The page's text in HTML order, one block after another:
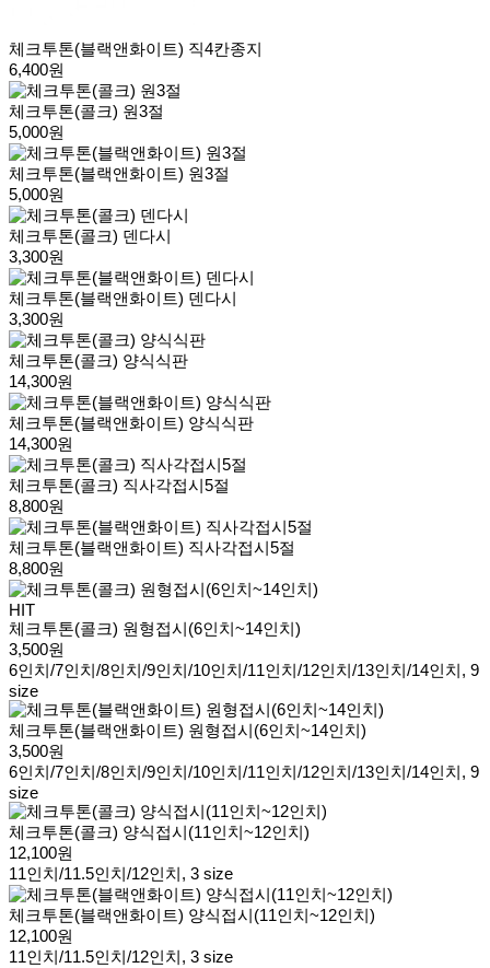
체크투톤(블랙앤화이트) 직4칸종지
6,400원
체크투톤(콜크) 원3절
5,000원
체크투톤(블랙앤화이트) 원3절
5,000원
체크투톤(콜크) 덴다시
3,300원
체크투톤(블랙앤화이트) 덴다시
3,300원
체크투톤(콜크) 양식식판
14,300원
체크투톤(블랙앤화이트) 양식식판
14,300원
체크투톤(콜크) 직사각접시5절
8,800원
체크투톤(블랙앤화이트) 직사각접시5절
8,800원
HIT
체크투톤(콜크) 원형접시(6인치~14인치)
3,500원
6인치/7인치/8인치/9인치/10인치/11인치/12인치/13인치/14인치, 9
size
체크투톤(블랙앤화이트) 원형접시(6인치~14인치)
3,500원
6인치/7인치/8인치/9인치/10인치/11인치/12인치/13인치/14인치, 9
size
체크투톤(콜크) 양식접시(11인치~12인치)
12,100원
11인치/11.5인치/12인치, 3 size
체크투톤(블랙앤화이트) 양식접시(11인치~12인치)
12,100원
11인치/11.5인치/12인치, 3 size